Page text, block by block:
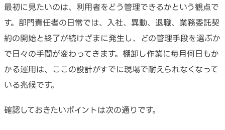
最初に見たいのは、利用者をどう管理できるかという観点で
す。部門責任者の日常では、入社、異動、退職、業務委託契
約の開始と終了が続けざまに発生し、どの管理手段を選ぶか
で日々の手間が変わってきます。棚卸し作業に毎月何日もか
かる運用は、ここの設計がすでに現場で耐えられなくなって
いる兆候です。
確認しておきたいポイントは次の通りです。